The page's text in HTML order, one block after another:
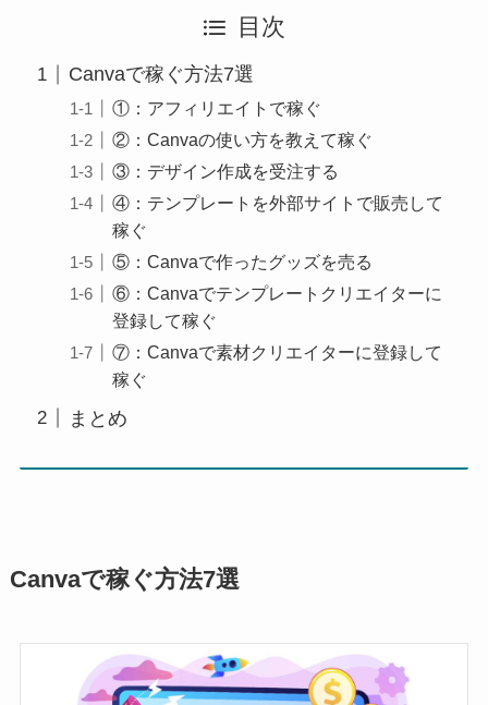
目次
Canvaで稼ぐ方法7選
①：アフィリエイトで稼ぐ
②：Canvaの使い方を教えて稼ぐ
③：デザイン作成を受注する
④：テンプレートを外部サイトで販売して
稼ぐ
⑤：Canvaで作ったグッズを売る
⑥：Canvaでテンプレートクリエイターに
登録して稼ぐ
⑦：Canvaで素材クリエイターに登録して
稼ぐ
まとめ
Canvaで稼ぐ方法7選